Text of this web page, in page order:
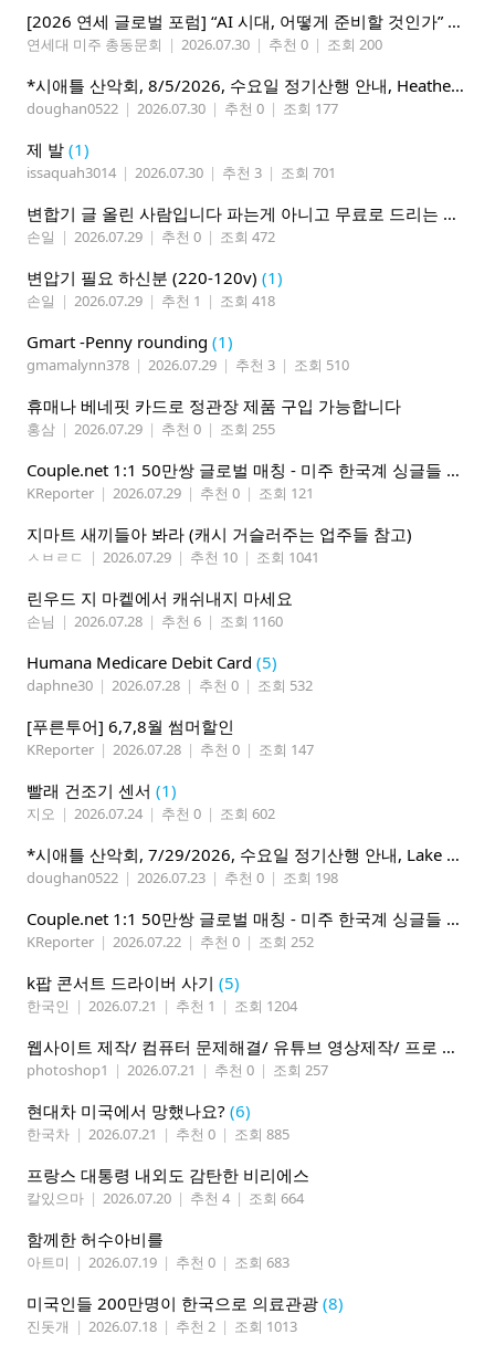
[2026 연세 글로벌 포럼] “AI 시대, 어떻게 준비할 것인가” 8월 7-10일 벨뷰 개최
연세대 미주 총동문회 | 2026.07.30 | 추천 0 | 조회 200
*시애틀 산악회, 8/5/2026, 수요일 정기산행 안내, Heather Lake*
doughan0522 | 2026.07.30 | 추천 0 | 조회 177
제 발 (1)
issaquah3014 | 2026.07.30 | 추천 3 | 조회 701
변합기 글 올린 사람입니다 파는게 아니고 무료로 드리는 겁니다 필요하신분 연락처 남겨주시면 됩니다
손일 | 2026.07.29 | 추천 0 | 조회 472
변압기 필요 하신분 (220-120v) (1)
손일 | 2026.07.29 | 추천 1 | 조회 418
Gmart -Penny rounding (1)
gmamalynn378 | 2026.07.29 | 추천 3 | 조회 510
휴매나 베네핏 카드로 정관장 제품 구입 가능합니다
홍삼 | 2026.07.29 | 추천 0 | 조회 255
Couple.net 1:1 50만쌍 글로벌 매칭 - 미주 한국계 싱글들 모이세요
KReporter | 2026.07.29 | 추천 0 | 조회 121
지마트 새끼들아 봐라 (캐시 거슬러주는 업주들 참고)
ㅅㅂㄹㄷ | 2026.07.29 | 추천 10 | 조회 1041
린우드 지 마켙에서 캐쉬내지 마세요
손님 | 2026.07.28 | 추천 6 | 조회 1160
Humana Medicare Debit Card (5)
daphne30 | 2026.07.28 | 추천 0 | 조회 532
[푸른투어] 6,7,8월 썸머할인
KReporter | 2026.07.28 | 추천 0 | 조회 147
빨래 건조기 센서 (1)
지오 | 2026.07.24 | 추천 0 | 조회 602
*시애틀 산악회, 7/29/2026, 수요일 정기산행 안내, Lake 22*
doughan0522 | 2026.07.23 | 추천 0 | 조회 198
Couple.net 1:1 50만쌍 글로벌 매칭 - 미주 한국계 싱글들 모이세요
KReporter | 2026.07.22 | 추천 0 | 조회 252
k팝 콘서트 드라이버 사기 (5)
한국인 | 2026.07.21 | 추천 1 | 조회 1204
웹사이트 제작/ 컴퓨터 문제해결/ 유튜브 영상제작/ 프로 사진촬영
photoshop1 | 2026.07.21 | 추천 0 | 조회 257
현대차 미국에서 망했나요? (6)
한국차 | 2026.07.21 | 추천 0 | 조회 885
프랑스 대통령 내외도 감탄한 비리에스
칼있으마 | 2026.07.20 | 추천 4 | 조회 664
함께한 허수아비를
아트미 | 2026.07.19 | 추천 0 | 조회 683
미국인들 200만명이 한국으로 의료관광 (8)
진돗개 | 2026.07.18 | 추천 2 | 조회 1013